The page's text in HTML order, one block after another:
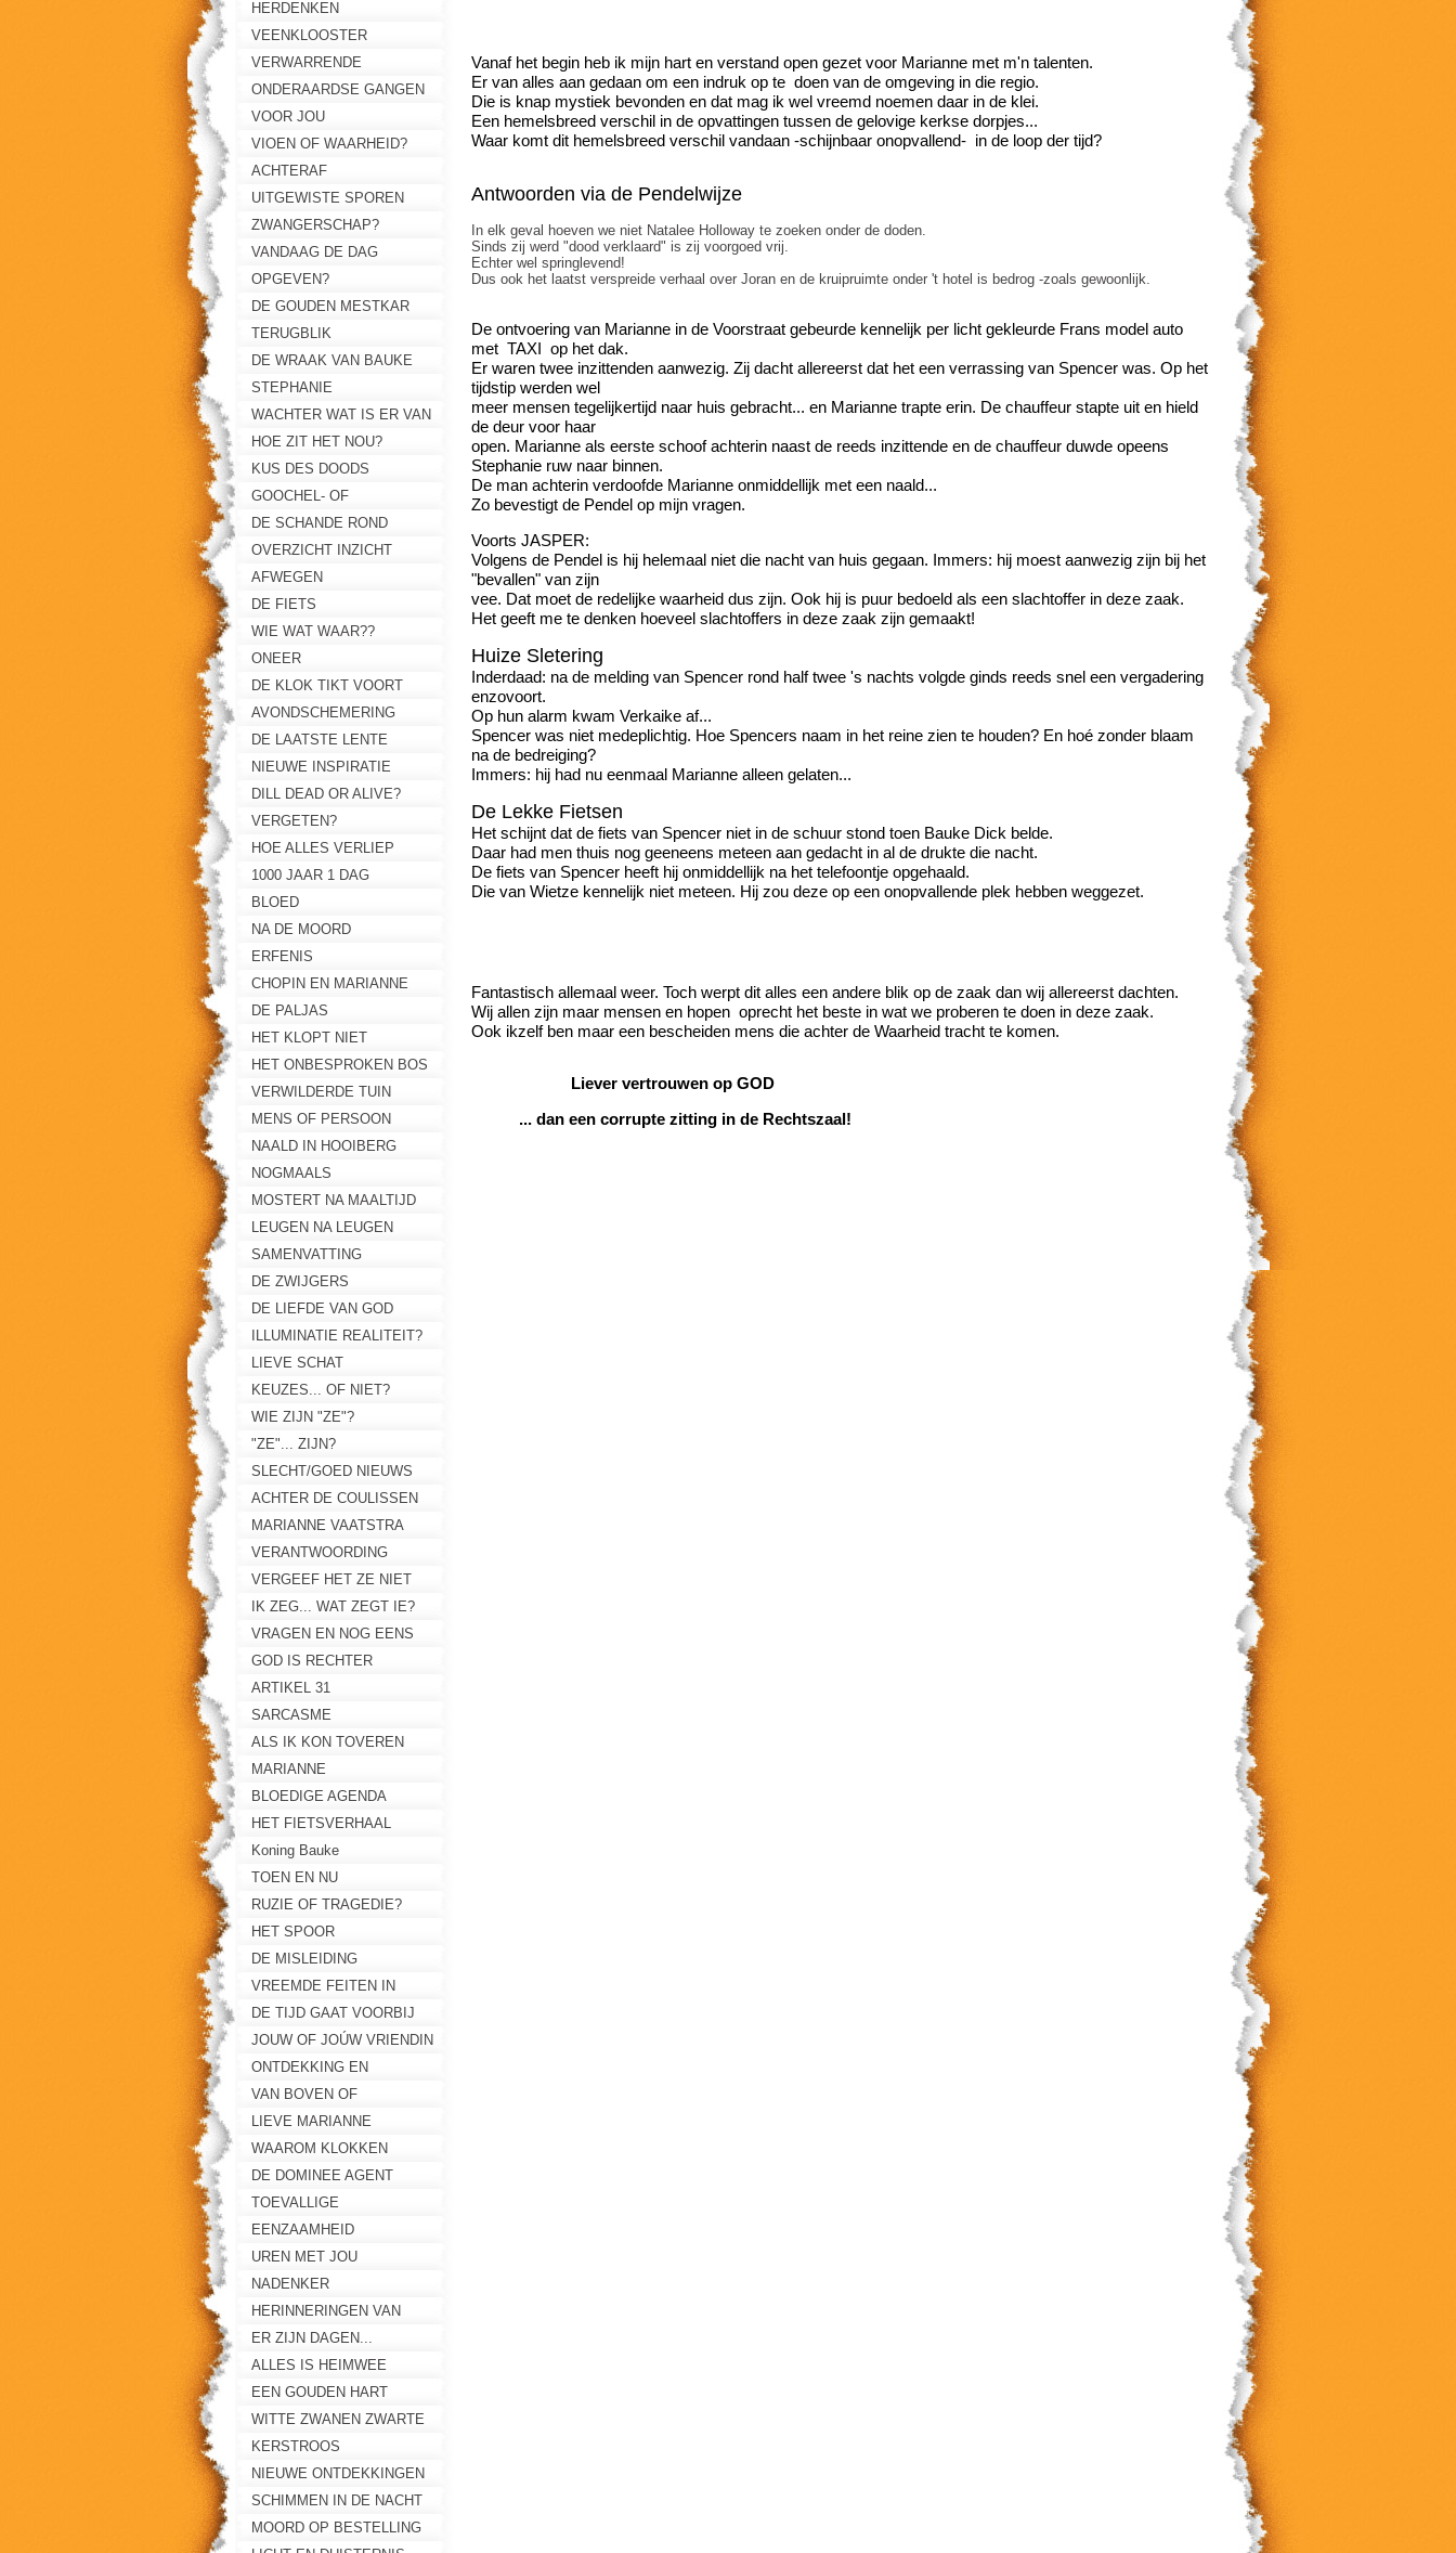
Vanaf het begin heb ik mijn hart en verstand open gezet voor Marianne met m'n talenten.
Er van alles aan gedaan om een indruk op te doen van de omgeving in die regio.
Die is knap mystiek bevonden en dat mag ik wel vreemd noemen daar in de klei.
Een hemelsbreed verschil in de opvattingen tussen de gelovige kerkse dorpjes...
Waar komt dit hemelsbreed verschil vandaan -schijnbaar onopvallend- in de loop der tijd?
Antwoorden via de Pendelwijze
In elk geval hoeven we niet Natalee Holloway te zoeken onder de doden.
Sinds zij werd "dood verklaard" is zij voorgoed vrij.
Echter wel springlevend!
Dus ook het laatst verspreide verhaal over Joran en de kruipruimte onder 't hotel is bedrog -zoals gewoonlijk.
De ontvoering van Marianne in de Voorstraat gebeurde kennelijk per licht gekleurde Frans model auto
met TAXI op het dak.
Er waren twee inzittenden aanwezig. Zij dacht allereerst dat het een verrassing van Spencer was. Op het
tijdstip werden wel
meer mensen tegelijkertijd naar huis gebracht... en Marianne trapte erin. De chauffeur stapte uit en hield
de deur voor haar
open. Marianne als eerste schoof achterin naast de reeds inzittende en de chauffeur duwde opeens
Stephanie ruw naar binnen.
De man achterin verdoofde Marianne onmiddellijk met een naald...
Zo bevestigt de Pendel op mijn vragen.
Voorts JASPER:
Volgens de Pendel is hij helemaal niet die nacht van huis gegaan. Immers: hij moest aanwezig zijn bij het
"bevallen" van zijn
vee. Dat moet de redelijke waarheid dus zijn. Ook hij is puur bedoeld als een slachtoffer in deze zaak.
Het geeft me te denken hoeveel slachtoffers in deze zaak zijn gemaakt!
Huize Sletering
Inderdaad: na de melding van Spencer rond half twee 's nachts volgde ginds reeds snel een vergadering
enzovoort.
Op hun alarm kwam Verkaike af...
Spencer was niet medeplichtig. Hoe Spencers naam in het reine zien te houden? En hoé zonder blaam
na de bedreiging?
Immers: hij had nu eenmaal Marianne alleen gelaten...
De Lekke Fietsen
Het schijnt dat de fiets van Spencer niet in de schuur stond toen Bauke Dick belde.
Daar had men thuis nog geeneens meteen aan gedacht in al de drukte die nacht.
De fiets van Spencer heeft hij onmiddellijk na het telefoontje opgehaald.
Die van Wietze kennelijk niet meteen. Hij zou deze op een onopvallende plek hebben weggezet.
Fantastisch allemaal weer. Toch werpt dit alles een andere blik op de zaak dan wij allereerst dachten.
Wij allen zijn maar mensen en hopen oprecht het beste in wat we proberen te doen in deze zaak.
Ook ikzelf ben maar een bescheiden mens die achter de Waarheid tracht te komen.
Liever vertrouwen op GOD
... dan een corrupte zitting in de Rechtszaal!
HERDENKEN
VEENKLOOSTER
VERWARRENDE
VERHALEN
ONDERAARDSE GANGEN
VOOR JOU
VIOEN OF WAARHEID?
ACHTERAF
UITGEWISTE SPOREN
ZWANGERSCHAP?
VANDAAG DE DAG
OPGEVEN?
DE GOUDEN MESTKAR
TERUGBLIK
DE WRAAK VAN BAUKE
STEPHANIE
WACHTER WAT IS ER VAN
DE NACHT?
HOE ZIT HET NOU?
KUS DES DOODS
GOOCHEL- OF
TONDELDOOS?
DE SCHANDE ROND
MARIANNE
OVERZICHT INZICHT
AFWEGEN
DE FIETS
WIE WAT WAAR??
ONEER
DE KLOK TIKT VOORT
AVONDSCHEMERING
DE LAATSTE LENTE
NIEUWE INSPIRATIE
DILL DEAD OR ALIVE?
VERGETEN?
HOE ALLES VERLIEP
1000 JAAR 1 DAG
BLOED
NA DE MOORD
ERFENIS
CHOPIN EN MARIANNE
DE PALJAS
HET KLOPT NIET
HET ONBESPROKEN BOS
VERWILDERDE TUIN
MENS OF PERSOON
NAALD IN HOOIBERG
NOGMAALS
MOSTERT NA MAALTIJD
LEUGEN NA LEUGEN
SAMENVATTING
DE ZWIJGERS
DE LIEFDE VAN GOD
ILLUMINATIE REALITEIT?
LIEVE SCHAT
KEUZES... OF NIET?
WIE ZIJN "ZE"?
"ZE"... ZIJN?
SLECHT/GOED NIEUWS
ACHTER DE COULISSEN
MARIANNE VAATSTRA
VERGETEN?
VERANTWOORDING
VERGEEF HET ZE NIET
IK ZEG... WAT ZEGT IE?
VRAGEN EN NOG EENS
VRAGEN
GOD IS RECHTER
ARTIKEL 31
SARCASME
ALS IK KON TOVEREN
MARIANNE
BLOEDIGE AGENDA
HET FIETSVERHAAL
Koning Bauke
TOEN EN NU
RUZIE OF TRAGEDIE?
HET SPOOR
DE MISLEIDING
VREEMDE FEITEN IN
MOORDNACHT
DE TIJD GAAT VOORBIJ
JOUW OF JOÚW VRIENDIN
ONTDEKKING EN
EENZAAMHEID
VAN BOVEN OF
ONDERAF?
LIEVE MARIANNE
WAAROM KLOKKEN
STILSTAAN
DE DOMINEE AGENT
TOEVALLIGE
ONTMOETING
EENZAAMHEID
UREN MET JOU
NADENKER
HERINNERINGEN VAN
MAAIKE
ER ZIJN DAGEN...
ALLES IS HEIMWEE
EEN GOUDEN HART
WITTE ZWANEN ZWARTE
ZWANEN
KERSTROOS
NIEUWE ONTDEKKINGEN
SCHIMMEN IN DE NACHT
MOORD OP BESTELLING